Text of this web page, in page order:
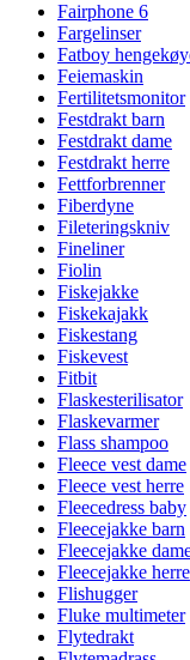
Fairphone 6
Fargelinser
Fatboy
Feiemaskin
Fertilitetsmonitor
Festdrakt barn
Festdrakt dame
Festdrakt herre
Fettforbrenner
Fiberdyne
Fileteringskniv
Fineliner
Fiolin
Fiskejakke
Fiskekajakk
Fiskestang
Fiskevest
Fitbit
Flaskesterilisator
Flaskevarmer
Flass shampoo
Fleece vest dame
Fleece vest herre
Fleecedress baby
Fleecejakke barn
Fleecejakke
Fleecejakke herre
Flishugger
Fluke multimeter
Flytedrakt